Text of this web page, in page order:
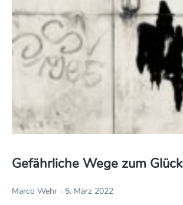
Gefährliche Wege zum Glück
Marco Wehr 5. März 2022